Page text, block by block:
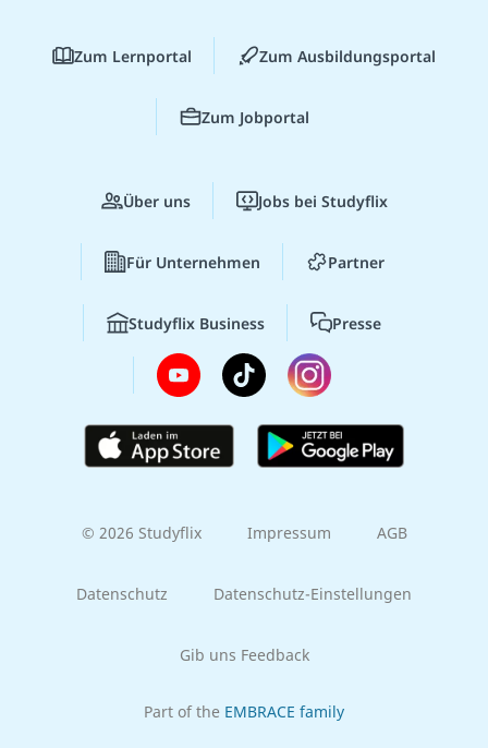
Zum Lernportal Zum Ausbildungsportal
Zum Jobportal
Über uns Jobs bei Studyflix
Für Unternehmen Partner
Studyflix Business Presse
© 2026 Studyflix Impressum AGB
Datenschutz Datenschutz-Einstellungen
Gib uns Feedback
Part of the EMBRACE family